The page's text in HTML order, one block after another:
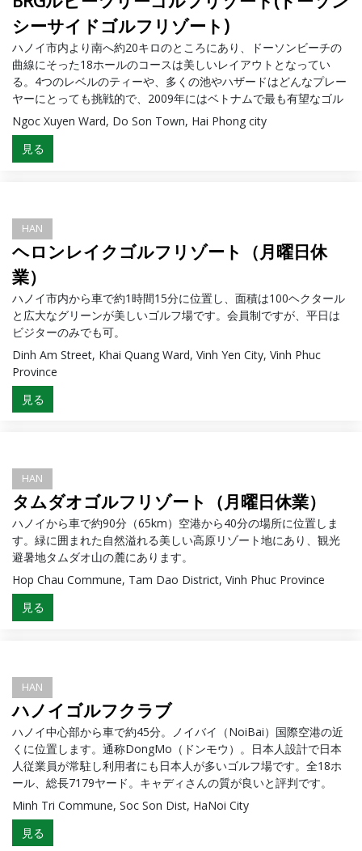
シーサイドゴルフリゾート)
ハノイ市内より南へ約20キロのところにあり、ドーソンビーチの
曲線にそった18ホールのコースは美しいレイアウトとなってい
る。4つのレベルのティーや、多くの池やハザードはどんなプレー
ヤーにとっても挑戦的で、2009年にはベトナムで最も有望なゴル
フコースに選ばれている。
Ngoc Xuyen Ward, Do Son Town, Hai Phong city
見る
HAN
ヘロンレイクゴルフリゾート（月曜日休
業）
ハノイ市内から車で約1時間15分に位置し、面積は100ヘクタール
と広大なグリーンが美しいゴルフ場です。会員制ですが、平日は
ビジターのみでも可。
Dinh Am Street, Khai Quang Ward, Vinh Yen City, Vinh Phuc
Province
見る
HAN
タムダオゴルフリゾート（月曜日休業）
ハノイから車で約90分（65km）空港から40分の場所に位置しま
す。緑に囲まれた自然溢れる美しい高原リゾート地にあり、観光
避暑地タムダオ山の麓にあります。
Hop Chau Commune, Tam Dao District, Vinh Phuc Province
見る
HAN
ハノイゴルフクラブ
ハノイ中心部から車で約45分。ノイバイ（NoiBai）国際空港の近
くに位置します。通称DongMo（ドンモウ）。日本人設計で日本
人従業員が常駐し利用者にも日本人が多いゴルフ場です。全18ホ
ール、総長7179ヤード。キャディさんの質が良いと評判です。
Minh Tri Commune, Soc Son Dist, HaNoi City
見る